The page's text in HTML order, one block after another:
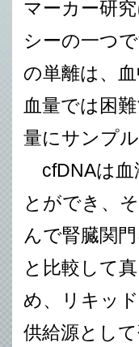
マーカー研
シーの一つ
の単離は、
血量では困
量にサンプ
cfDNAは血
とができ、
んで腎臓関
と比較して
め、リキッ
供給源とし